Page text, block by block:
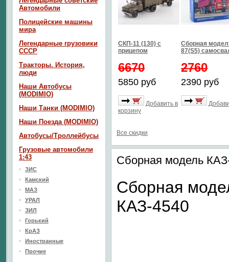
СКП-11 (130) с
прицепом
6670
5850 руб
Добавить в
корзину
Сборная
87(S5)
2760
2390 руб
Все скидки
Сборная модель
Сборная
КАЗ-4540
Автомобили
Полицейские машины
мира
Легендарные грузовики
СССР
Тракторы. История,
люди
Наши Автобусы
(MODIMIO)
Наши Танки (MODIMIO)
Наши Поезда (MODIMIO)
Автобусы/Троллейбусы
Грузовые автомобили
1:43
ЗИС
Камский
МАЗ
УРАЛ
ЗИЛ
Горький
КрАЗ
Иностранные
Прочие